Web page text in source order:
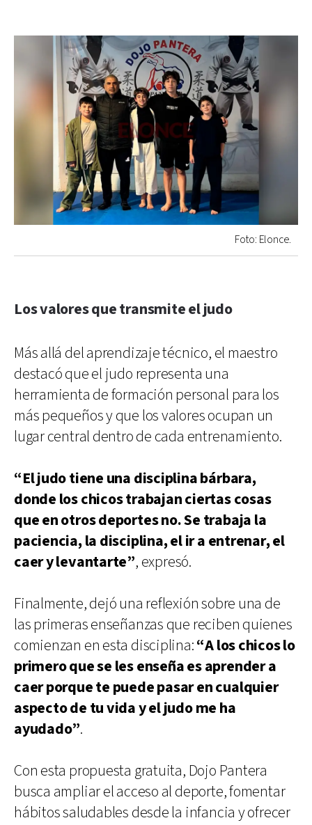
Foto: Elonce.
Los valores que transmite el judo
Más allá del aprendizaje técnico, el maestro
destacó que el judo representa una
herramienta de formación personal para los
más pequeños y que los valores ocupan un
lugar central dentro de cada entrenamiento.
“El judo tiene una disciplina bárbara,
donde los chicos trabajan ciertas cosas
que en otros deportes no. Se trabaja la
paciencia, la disciplina, el ir a entrenar, el
caer y levantarte”, expresó.
Finalmente, dejó una reflexión sobre una de
las primeras enseñanzas que reciben quienes
comienzan en esta disciplina:“A los chicos lo
primero que se les enseña es aprender a
caer porque te puede pasar en cualquier
aspecto de tu vida y el judo me ha
ayudado”.
Con esta propuesta gratuita, Dojo Pantera
busca ampliar el acceso al deporte, fomentar
hábitos saludables desde la infancia y ofrecer